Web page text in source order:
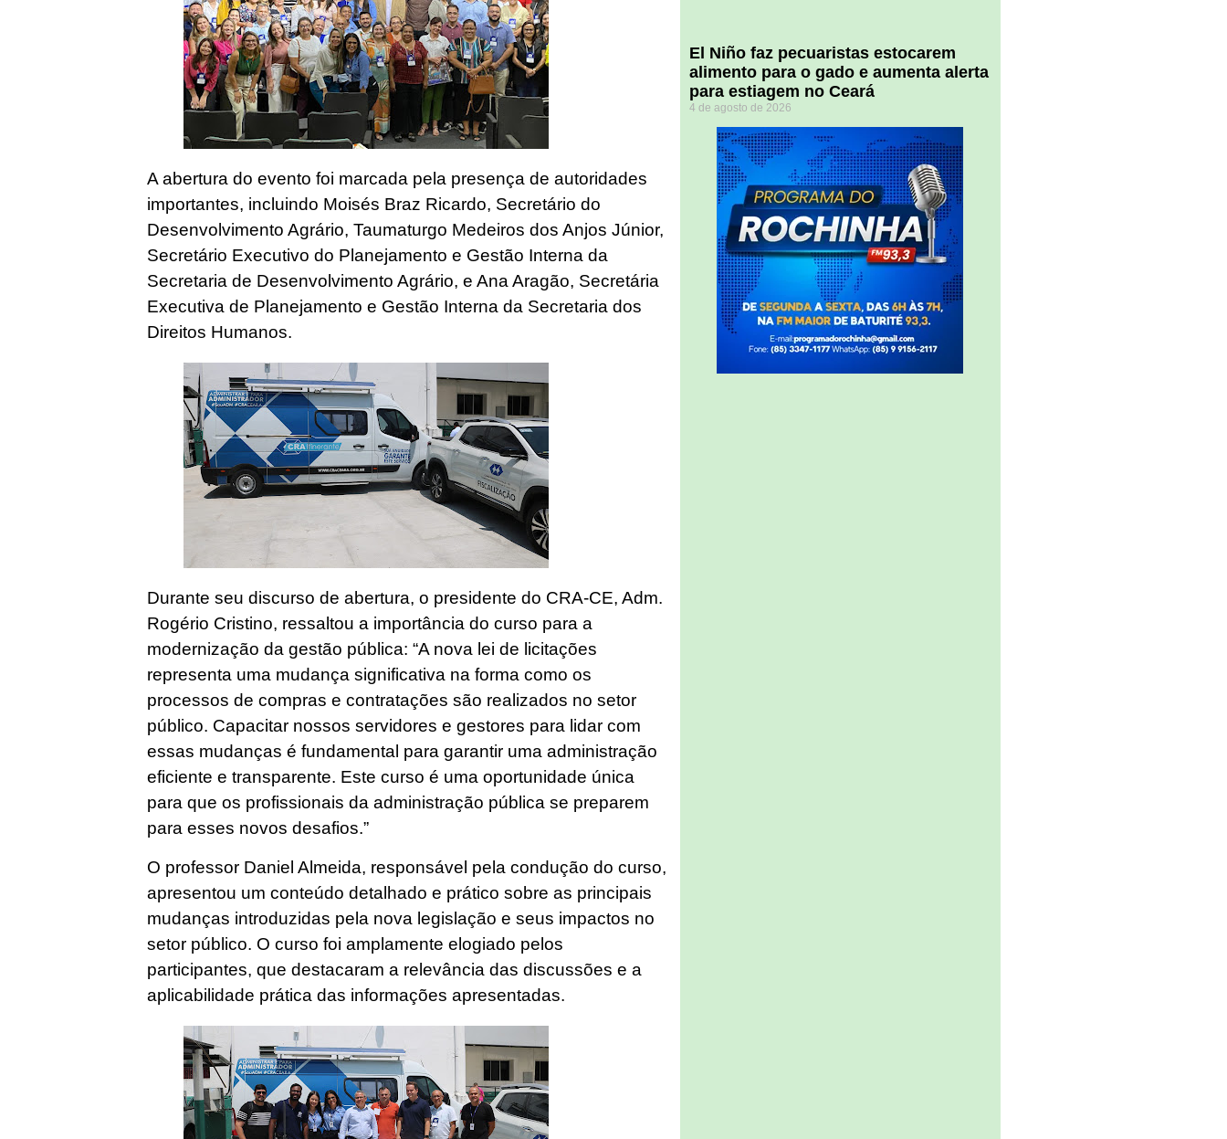
A abertura do evento foi marcada pela presença de autoridades
importantes, incluindo Moisés Braz Ricardo, Secretário do
Desenvolvimento Agrário, Taumaturgo Medeiros dos Anjos Júnior,
Secretário Executivo do Planejamento e Gestão Interna da
Secretaria de Desenvolvimento Agrário, e Ana Aragão, Secretária
Executiva de Planejamento e Gestão Interna da Secretaria dos
Direitos Humanos.
Durante seu discurso de abertura, o presidente do CRA-CE, Adm.
Rogério Cristino, ressaltou a importância do curso para a
modernização da gestão pública: “A nova lei de licitações
representa uma mudança significativa na forma como os
processos de compras e contratações são realizados no setor
público. Capacitar nossos servidores e gestores para lidar com
essas mudanças é fundamental para garantir uma administração
eficiente e transparente. Este curso é uma oportunidade única
para que os profissionais da administração pública se preparem
para esses novos desafios.”
O professor Daniel Almeida, responsável pela condução do curso,
apresentou um conteúdo detalhado e prático sobre as principais
mudanças introduzidas pela nova legislação e seus impactos no
setor público. O curso foi amplamente elogiado pelos
participantes, que destacaram a relevância das discussões e a
aplicabilidade prática das informações apresentadas.
El Niño faz pecuaristas estocarem
alimento para o gado e aumenta alerta
para estiagem no Ceará
4 de agosto de 2026